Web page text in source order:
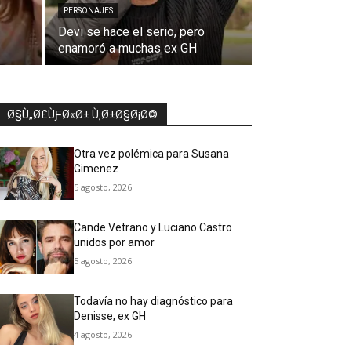
PERSONAJES
Devi se hace el serio, pero
enamoró a muchas ex GH
Ø§Ù„Ø£ÙƑØ«Ø± Ù‚Ø±Ø§Ø¡Ø©
Otra vez polémica para Susana
Gimenez
5 agosto, 2026
Cande Vetrano y Luciano Castro
unidos por amor
5 agosto, 2026
Todavía no hay diagnóstico para
Denisse, ex GH
4 agosto, 2026